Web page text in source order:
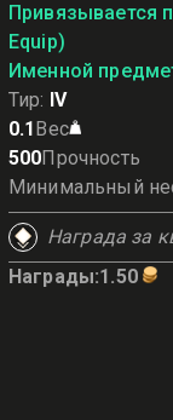
Привязывается
Equip)
Именной
Тир: IV
0.1Вес
500Прочность
Минимальный
Награда за
Награды:1.50